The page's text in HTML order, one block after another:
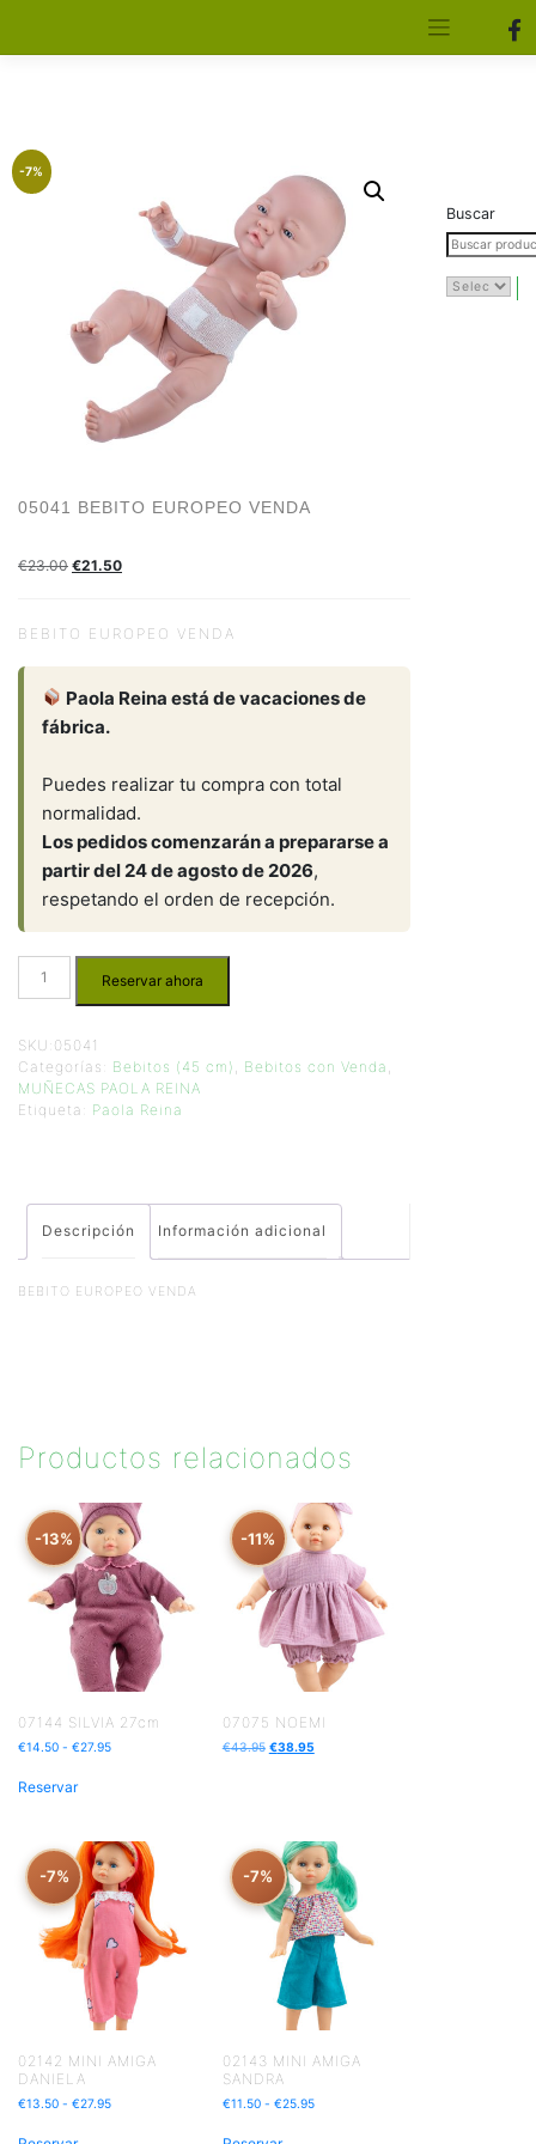
-7%
05041 BEBITO EUROPEO VENDA
€23.00 €21.50
BEBITO EUROPEO VENDA
Paola Reina está de vacaciones de
fábrica.
Puedes realizar tu compra con total
normalidad.
Los pedidos comenzarán a prepararse a
partir del 24 de agosto de 2026,
respetando el orden de recepción.
Reservar ahora
SKU: 05041
Categorías: Bebitos (45 cm) Bebitos con Venda
MUÑECAS PAOLA REINA
Etiqueta: Paola Reina
Descripción Información adicional
BEBITO EUROPEO VENDA
Productos relacionados
-13%
07144 SILVIA 27cm
€14.50 - €27.95
Reservar
-11%
07075 NOEMI
€43.95 €38.95
-7%
02142 MINI AMIGA
DANIELA
€13.50 - €27.95
-7%
02143 MINI AMIGA
SANDRA
€11.50 - €25.95
Buscar